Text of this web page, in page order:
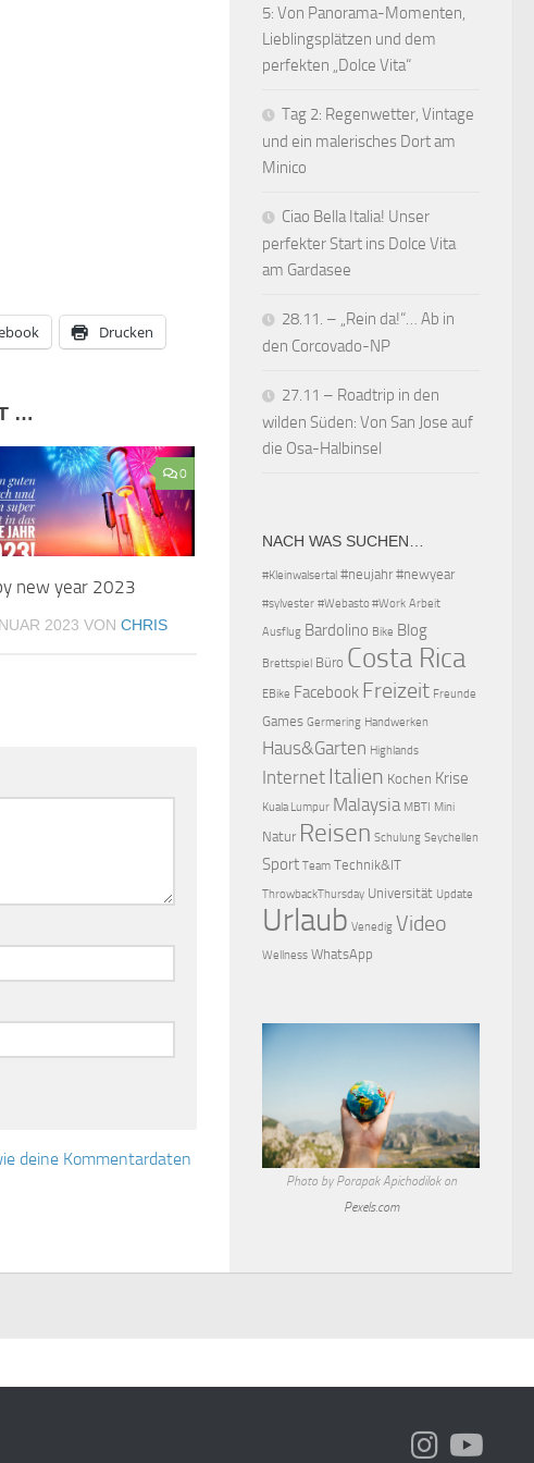
Drucken
…
0
new year 2023
2023 VON CHRIS
deine Kommentardaten
5: Von Panorama-Momenten,
Lieblingsplätzen und dem
perfekten „Dolce Vita“
Tag 2: Regenwetter, Vintage
und ein malerisches Dort am
Minico
Ciao Bella Italia! Unser
perfekter Start ins Dolce Vita
am Gardasee
28.11. – „Rein da!“… Ab in
den Corcovado-NP
27.11 – Roadtrip in den
wilden Süden: Von San Jose auf
die Osa-Halbinsel
NACH WAS SUCHEN…
#Kleinwalsertal #neujahr #newyear
#sylvester #Webasto #Work Arbeit
Ausflug Bardolino Bike Blog
Brettspiel Büro Costa Rica
EBike Facebook Freizeit Freunde
Games Germering Handwerken
Haus&Garten Highlands
Internet Italien Kochen Krise
Kuala Lumpur Malaysia MBTI Mini
Natur Reisen Schulung Seychellen
Sport Team Technik&IT
ThrowbackThursday Universität Update
Urlaub Venedig Video
Wellness WhatsApp
Photo by Porapak Apichodilok on
Pexels.com